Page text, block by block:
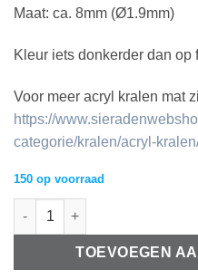
Maat: ca. 8mm (Ø1.9mm)
Kleur iets donkerder dan op
Voor meer acryl kralen mat
https://
categorie/kralen/acryl-
150 op voorraad
8mm acryl kralen matt Coral
TOEVOEGEN